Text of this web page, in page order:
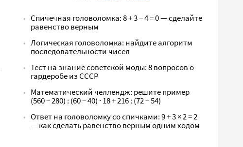
Спичечная головоломка: 8 + 3 − 4 = 0 — сделайте
равенство верным
Логическая головоломка: найдите алгоритм
последовательности чисел
Тест на знание советской моды: 8 вопросов о
гардеробе из СССР
Математический челлендж: решите пример
(560 − 280) : (60 − 40) · 18 + 216 : (72 − 54)
Ответ на головоломку со спичками: 9 + 3 × 2 = 2
— как сделать равенство верным одним ходом